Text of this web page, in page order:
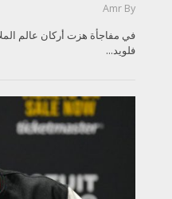
By
Amr
في مفاجأة هزت أركان عالم
فلويد...